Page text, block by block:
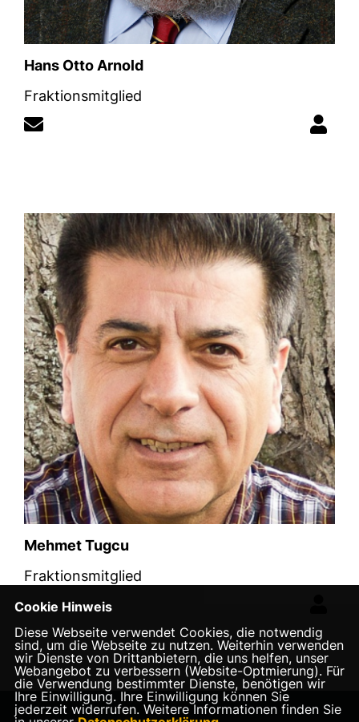
Hans Otto Arnold
Fraktionsmitglied
Mehmet Tugcu
Fraktionsmitglied
Cookie Hinweis
Diese Webseite verwendet Cookies, die notwendig
sind, um die Webseite zu nutzen. Weiterhin verwenden
wir Dienste von Drittanbietern, die uns helfen, unser
Webangebot zu verbessern (Website-Optmierung). Für
die Verwendung bestimmter Dienste, benötigen wir
Ihre Einwilligung. Ihre Einwilligung können Sie
jederzeit widerrufen. Weitere Informationen finden Sie